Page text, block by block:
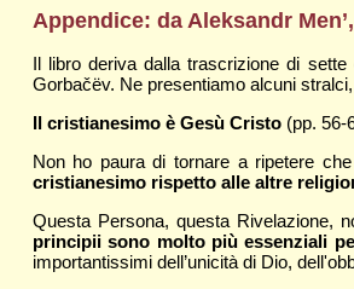
Appendice: da Aleksandr Men’,
Il libro deriva dalla trascrizione di
Gorbačëv. Ne presentiamo alcuni
Il cristianesimo è Gesù Cristo(pp. 56-
Non ho paura di tornare a ripetere
cristianesimo rispetto alle altre
Questa Persona, questa Rivelazione,
principii sono molto più essenziali
importantissimi dell’unicità di Dio,